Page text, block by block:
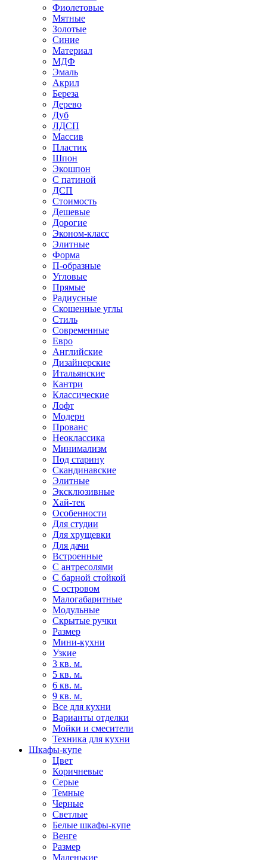
Фиолетовые
Мятные
Золотые
Синие
Материал
МДФ
Эмаль
Акрил
Береза
Дерево
Дуб
ЛДСП
Массив
Пластик
Шпон
Экошпон
С патиной
ДСП
Стоимость
Дешевые
Дорогие
Эконом-класс
Элитные
Форма
П-образные
Угловые
Прямые
Радиусные
Скошенные углы
Стиль
Современные
Евро
Английские
Дизайнерские
Итальянские
Кантри
Классические
Лофт
Модерн
Прованс
Неоклассика
Минимализм
Под старину
Скандинавские
Элитные
Эксклюзивные
Хай-тек
Особенности
Для студии
Для хрущевки
Для дачи
Встроенные
С антресолями
С барной стойкой
С островом
Малогабаритные
Модульные
Скрытые ручки
Размер
Мини-кухни
Узкие
3 кв. м.
5 кв. м.
6 кв. м.
9 кв. м.
Все для кухни
Варианты отделки
Мойки и смесители
Техника для кухни
Шкафы-купе
Цвет
Коричневые
Серые
Темные
Черные
Светлые
Белые шкафы-купе
Венге
Размер
Маленькие